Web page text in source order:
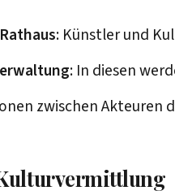
: Künstler und
: In diesen
zwischen